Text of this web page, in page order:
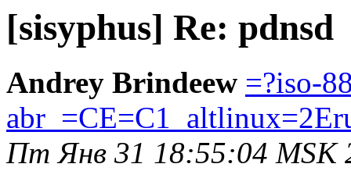
[sisyphus] Re: pdnsd
Andrey Brindeew =?iso-
Пт Янв 31 18:55:04 MSK